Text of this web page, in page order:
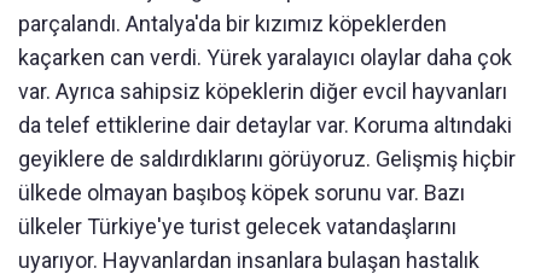
parçalandı. Antalya'da bir kızımız köpeklerden
kaçarken can verdi. Yürek yaralayıcı olaylar daha çok
var. Ayrıca sahipsiz köpeklerin diğer evcil hayvanları
da telef ettiklerine dair detaylar var. Koruma altındaki
geyiklere de saldırdıklarını görüyoruz. Gelişmiş hiçbir
ülkede olmayan başıboş köpek sorunu var. Bazı
ülkeler Türkiye'ye turist gelecek vatandaşlarını
uyarıyor. Hayvanlardan insanlara bulaşan hastalık